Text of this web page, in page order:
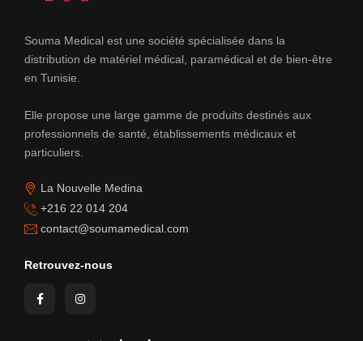
Souma Medical est une société spécialisée dans la
distribution de matériel médical, paramédical et de bien-être
en Tunisie.
Elle propose une large gamme de produits destinés aux
professionnels de santé, établissements médicaux et
particuliers.
La Nouvelle Medina
+216 22 014 204
contact@soumamedical.com
Retrouvez-nous